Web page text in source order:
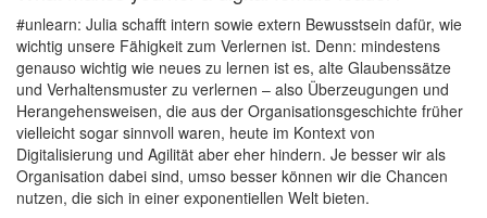
#unlearn: Julia schafft intern sowie extern Bewusstsein dafür, wie
wichtig unsere Fähigkeit zum Verlernen ist. Denn: mindestens
genauso wichtig wie neues zu lernen ist es, alte Glaubenssätze
und Verhaltensmuster zu verlernen – also Überzeugungen und
Herangehensweisen, die aus der Organisationsgeschichte früher
vielleicht sogar sinnvoll waren, heute im Kontext von
Digitalisierung und Agilität aber eher hindern. Je besser wir als
Organisation dabei sind, umso besser können wir die Chancen
nutzen, die sich in einer exponentiellen Welt bieten.